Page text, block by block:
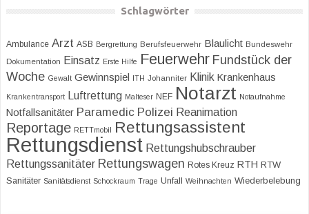
Schlagwörter
Ambulance Arzt ASB Bergrettung Berufsfeuerwehr Blaulicht Bundeswehr
Dokumentation Einsatz Erste Hilfe Feuerwehr Fundstück der
Woche Gewalt Gewinnspiel ITH Johanniter Klinik Krankenhaus
Krankentransport Luftrettung Malteser NEF Notarzt Notaufnahme
Notfallsanitäter Paramedic Polizei Reanimation
Reportage RETTmobil Rettungsassistent
Rettungsdienst Rettungshubschrauber
Rettungssanitäter Rettungswagen Rotes Kreuz RTH RTW
Sanitäter Sanitätsdienst Schockraum Trage Unfall Weihnachten Wiederbelebung